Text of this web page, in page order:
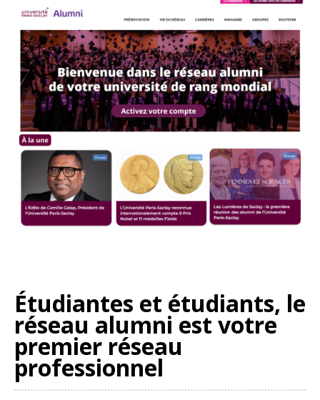
Étudiantes et étudiants, le
réseau alumni est votre
premier réseau
professionnel